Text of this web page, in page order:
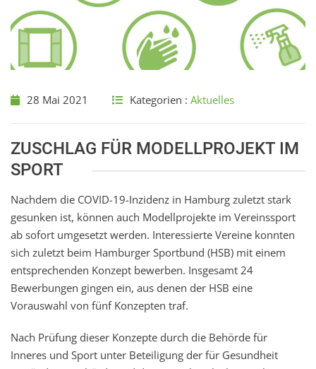
28 Mai 2021 Kategorien : Aktuelles
ZUSCHLAG FÜR MODELLPROJEKT IM
SPORT
Nachdem die COVID-19-Inzidenz in Hamburg zuletzt stark
gesunken ist, können auch Modellprojekte im Vereinssport
ab sofort umgesetzt werden. Interessierte Vereine konnten
sich zuletzt beim Hamburger Sportbund (HSB) mit einem
entsprechenden Konzept bewerben. Insgesamt 24
Bewerbungen gingen ein, aus denen der HSB eine
Vorauswahl von fünf Konzepten traf.
Nach Prüfung dieser Konzepte durch die Behörde für
Inneres und Sport unter Beteiligung der für Gesundheit